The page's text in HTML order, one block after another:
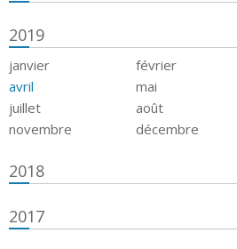
2019
janvier février
avril
mai
juillet
août
novembre
décembre
2018
2017